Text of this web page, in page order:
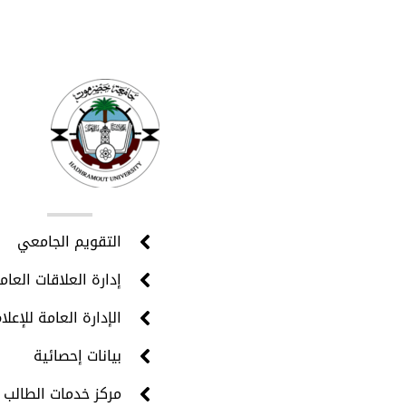
التقويم الجامعي
إدارة العلاقات
الإدارة العامة
بيانات إحصائية
مركز خدمات